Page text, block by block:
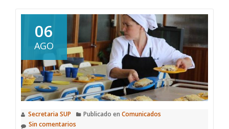
06
AGO
Secretaria SUP Publicado en Comunicados
Sin comentarios